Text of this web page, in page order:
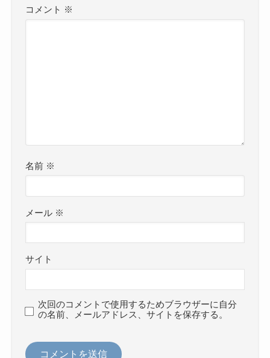
コメント ※
名前 ※
メール ※
サイト
次回のコメントで使用するためブラウザーに自分
の名前、メールアドレス、サイトを保存する。